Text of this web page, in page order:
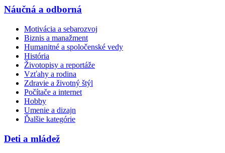
Náučná a odborná
Motivácia a sebarozvoj
Biznis a manažment
Humanitné a spoločenské vedy
História
Životopisy a reportáže
Vzťahy a rodina
Zdravie a životný štýl
Počítače a internet
Hobby
Umenie a dizajn
Ďalšie kategórie
Deti a mládež